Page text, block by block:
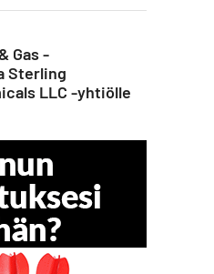
Gas -
Sterling
LLC -yhtiölle